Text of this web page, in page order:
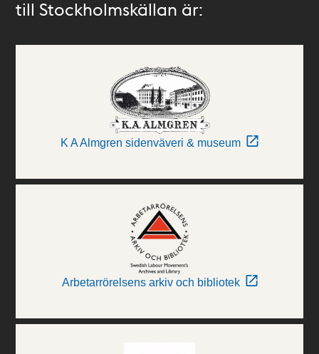
till Stockholmskällan är:
K A Almgren sidenväveri & museum
Arbetarrörelsens arkiv och bibliotek